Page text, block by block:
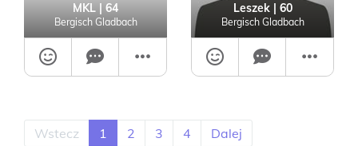
MKL | 64
Bergisch Gladbach
Leszek| 60
Bergisch Gladbach
Wstecz 1 2 3 4 Dalej